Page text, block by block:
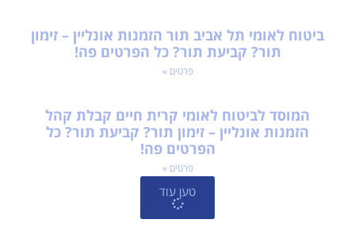
ביטוח לאומי תל אביב תור הזמנות אונליין – זימון
תור? קביעת תור? כל הפרטים פה!
פרטים »
המוסד לביטוח לאומי קרית חיים קבלת קהל
הזמנות אונליין – זימון תור? קביעת תור? כל
הפרטים פה!
פרטים »
טען עוד